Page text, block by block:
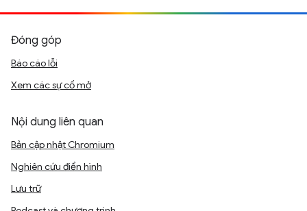
Đóng góp
Báo cáo lỗi
Xem các sự cố mở
Nội dung liên quan
Bản cập nhật Chromium
Nghiên cứu điển hình
Lưu trữ